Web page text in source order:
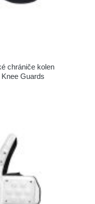
chrániče kolen
Guards